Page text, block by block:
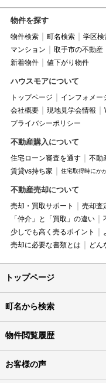
物件を探す
物件検索 町名検索 学区検
マンション
取手市の不動産
新着物件
値下がり物件
ハウスモアについて
トップページ インフォメー
会社概要
現地見学会情報
プライバシーポリシー
不動産購入について
住宅ローン審査を通す 不動
賃貸vs持ち家
住宅取得時にか
不動産売却について
売却・買取サポート 売却査
「仲介」と「買取」の違い
少しでも高く売るポイント
売却に必要な書類とは
どん
トップページ
町名から検索
物件閲覧履歴
お客様の声